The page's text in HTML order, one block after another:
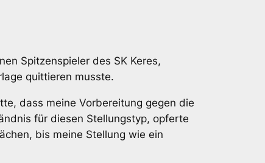
Spitzenspieler des SK Keres,
quittieren musste.
dass meine Vorbereitung gegen die
für diesen Stellungstyp, opferte
bis meine Stellung wie ein